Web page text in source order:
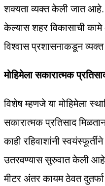
शक्यता व्यक्त केली जात आहे.
केल्यास शहर विकासाची
विश्वास प्रशासनाकडून
मोहिमेला सकारात्मक
विशेष म्हणजे या मोहिमेला
सकारात्मक प्रतिसाद
काही रहिवाशांनी
उतरवण्यास सुरुवात केली
मीटर अंतर कायम ठेवत दुतर्फा